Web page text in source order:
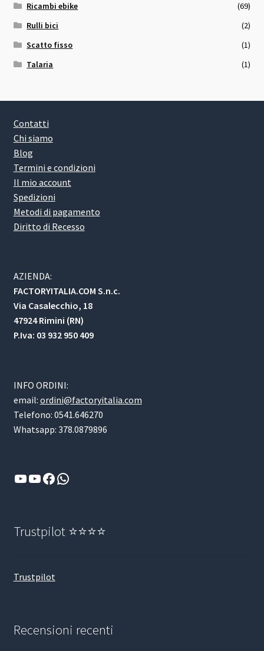
Ricambi ebike
(69)
Rulli bici
(2)
Scatto fisso
(1)
Talaria
(1)
Contatti
Chi siamo
Blog
Termini e condizioni
Il mio account
Spedizioni
Metodi di pagamento
Diritto di Recesso
AZIENDA:
FACTORYITALIA.COM S.n.c.
Via Casalecchio, 18
47924 Rimini (RN)
P.Iva: 03 932 950 409
INFO ORDINI:
email: ordini@factoryitalia.com
Telefono: 0541.646270
Whatsapp: 378.0879896
YouTube
YouTube
Facebook
WhatsApp
Trustpilot ⭐⭐⭐⭐
Trustpilot
Recensioni recenti